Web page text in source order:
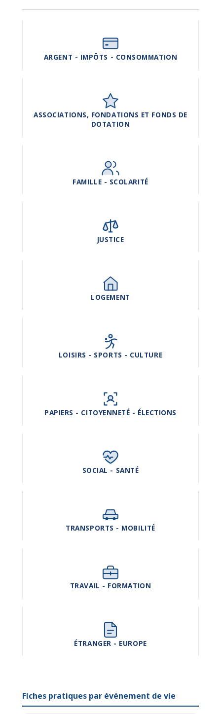
ARGENT - IMPÔTS - CONSOMMATION
ASSOCIATIONS, FONDATIONS ET FONDS DE
DOTATION
FAMILLE - SCOLARITÉ
JUSTICE
LOGEMENT
LOISIRS - SPORTS - CULTURE
PAPIERS - CITOYENNETÉ - ÉLECTIONS
SOCIAL - SANTÉ
TRANSPORTS - MOBILITÉ
TRAVAIL - FORMATION
ÉTRANGER - EUROPE
Fiches pratiques par événement de vie